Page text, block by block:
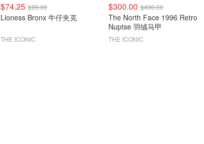
$74.25 $99.00
Lioness Bronx 牛仔夹克
THE ICONIC
$300.00 $400.00
The North Face 1996 Retro
Nuptse 羽绒马甲
THE ICONIC